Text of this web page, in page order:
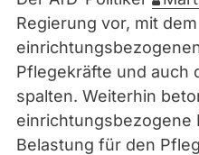
Regierung vor, mit
Pflegekräfte und auch
spalten. Weiterhin
einrichtungsbezogene
Belastung für den